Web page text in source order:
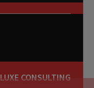
LUXE CONSULTING